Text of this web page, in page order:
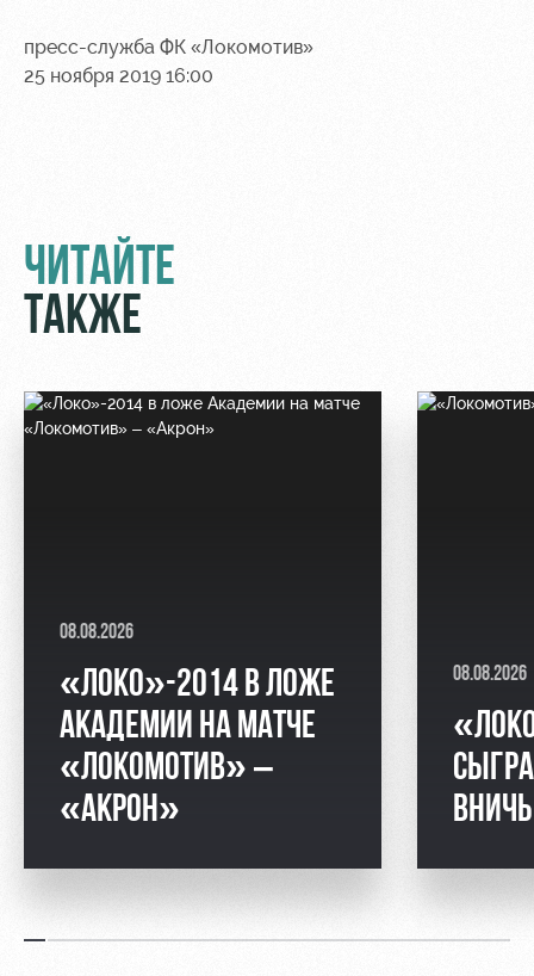
пресс-служба ФК «Локомотив»
25 ноября 2019 16:00
ЧИТАЙТЕ
ТАКЖЕ
08.08.2026
«ЛОКО»-2014 В ЛОЖЕ
АКАДЕМИИ НА МАТЧЕ
«ЛОКОМОТИВ» –
«АКРОН»
08.08.2026